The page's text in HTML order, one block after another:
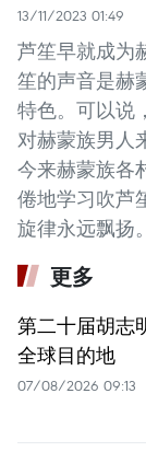
13/11/2023 01:49
芦笙早就成为
笙的声音是赫
特色。可以说
对赫蒙族男人
今来赫蒙族各
倦地学习吹芦
旋律永远飘扬。
更多
第二十届胡志
全球目的地
07/08/2026 09:13